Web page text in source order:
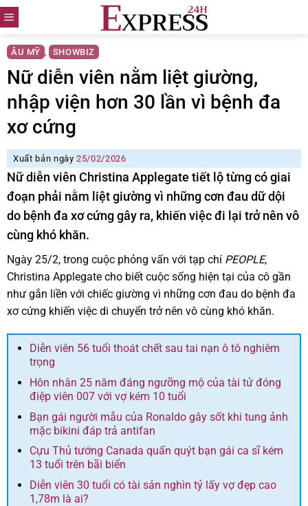
Skip
to
content
ÂU MỸ , SHOWBIZ
Nữ diễn viên nằm liệt giường,
nhập viện hơn 30 lần vì bệnh đa
xơ cứng
Xuất bản ngày25/02/2026
Nữ diễn viên Christina Applegate tiết lộ từng có giai
đoạn phải nằm liệt giường vì những cơn đau dữ dội
do bệnh đa xơ cứng gây ra, khiến việc đi lại trở nên vô
cùng khó khăn.
Ngày 25/2, trong cuộc phỏng vấn với tạp chí PEOPLE,
Christina Applegate cho biết cuộc sống hiện tại của cô gần
như gắn liền với chiếc giường vì những cơn đau do bệnh đa
xơ cứng khiến việc di chuyển trở nên vô cùng khó khăn.
Diễn viên 56 tuổi thoát chết sau tai nạn ô tô nghiêm
trọng
Hôn nhân 25 năm đáng ngưỡng mộ của tài tử đóng
điệp viên 007 với vợ kém 10 tuổi
Bạn gái người mẫu của Ronaldo gây sốt khi tung ảnh
mặc bikini đáp trả antifan
Cựu Thủ tướng Canada quấn quýt bạn gái ca sĩ kém
13 tuổi trên bãi biển
Diễn viên 30 tuổi có tài sản nghìn tỷ lấy vợ đẹp cao
1,78m là ai?